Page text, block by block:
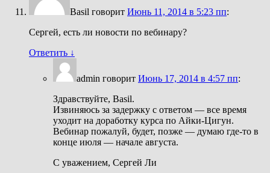
Basil говорит Июнь 11, 2014 в 5:23 пп:
Сергей, есть ли новости по вебинару?
Ответить ↓
admin говорит Июнь 17, 2014 в 4:57 пп:
Здравствуйте, Basil.
Извиняюсь за задержку с ответом — все время
уходит на доработку курса по Айки-Цигун.
Вебинар пожалуй, будет, позже — думаю где-то в
конце июля — начале августа.
С уважением, Сергей Ли